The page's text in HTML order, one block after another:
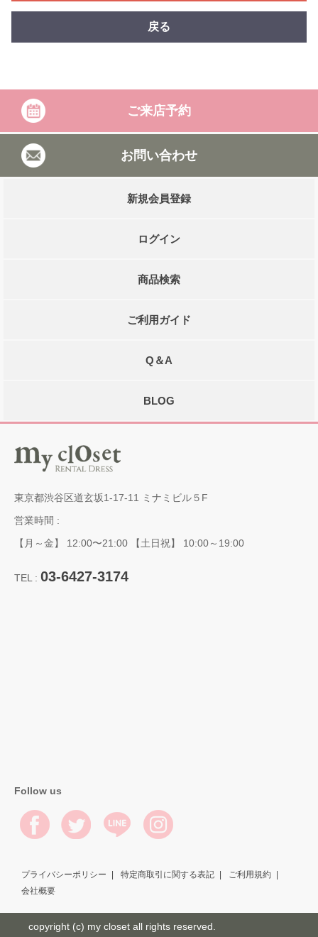
戻る
ご来店予約
お問い合わせ
新規会員登録
ログイン
商品検索
ご利用ガイド
Q＆A
BLOG
東京都渋谷区道玄坂1-17-11 ミナミビル５F
営業時間 :
【月～金】 12:00〜21:00 【土日祝】 10:00～19:00
TEL : 03-6427-3174
Follow us
プライバシーポリシー 特定商取引に関する表記
ご利用規約
会社概要
copyright (c) my closet all rights reserved.